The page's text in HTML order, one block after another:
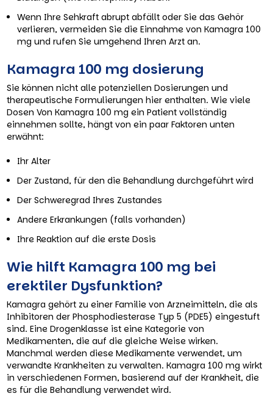
Wenn Ihre Sehkraft abrupt abfällt oder Sie das Gehör
verlieren, vermeiden Sie die Einnahme von Kamagra 100
mg und rufen Sie umgehend Ihren Arzt an.
Kamagra 100 mg dosierung
Sie können nicht alle potenziellen Dosierungen und
therapeutische Formulierungen hier enthalten. Wie viele
Dosen Von Kamagra 100 mg ein Patient vollständig
einnehmen sollte, hängt von ein paar Faktoren unten
erwähnt:
Ihr Alter
Der Zustand, für den die Behandlung durchgeführt wird
Der Schweregrad Ihres Zustandes
Andere Erkrankungen (falls vorhanden)
Ihre Reaktion auf die erste Dosis
Wie hilft Kamagra 100 mg bei
erektiler Dysfunktion?
Kamagra gehört zu einer Familie von Arzneimitteln, die als
Inhibitoren der Phosphodiesterase Typ 5 (PDE5) eingestuft
sind. Eine Drogenklasse ist eine Kategorie von
Medikamenten, die auf die gleiche Weise wirken.
Manchmal werden diese Medikamente verwendet, um
verwandte Krankheiten zu verwalten. Kamagra 100 mg wirkt
in verschiedenen Formen, basierend auf der Krankheit, die
es für die Behandlung verwendet wird.